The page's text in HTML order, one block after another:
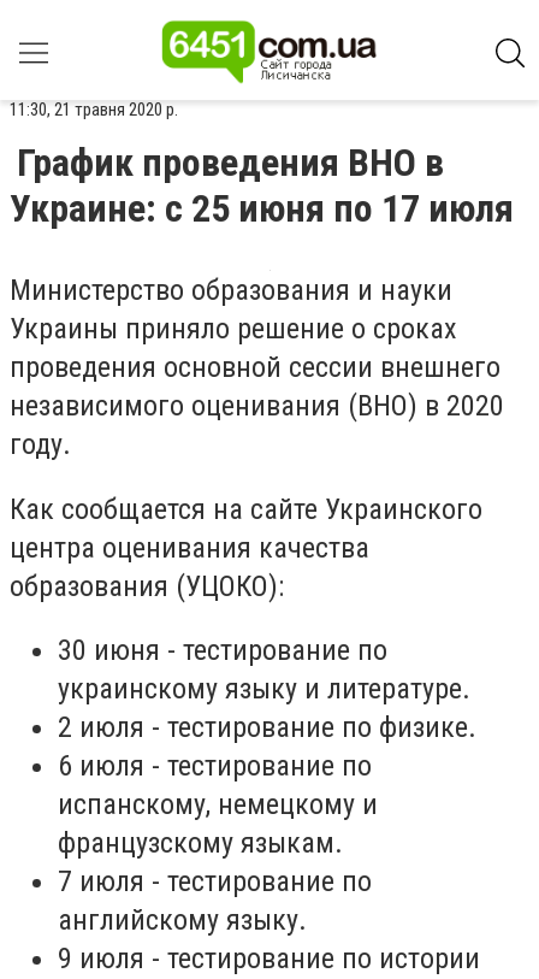
11:30, 21 травня 2020 р.
График проведения ВНО в
Украине: с 25 июня по 17 июля
Министерство образования и науки
Украины приняло решение о сроках
проведения основной сессии внешнего
независимого оценивания (ВНО) в 2020
году.
Как сообщается на сайте Украинского
центра оценивания качества
образования (УЦОКО):
30 июня - тестирование по
украинскому языку и литературе.
2 июля - тестирование по физике.
6 июля - тестирование по
испанскому, немецкому и
французскому языкам.
7 июля - тестирование по
английскому языку.
9 июля - тестирование по истории